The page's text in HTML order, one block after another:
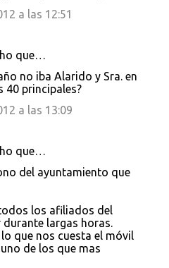
a las 12:51
que…
no iba Alarido y Sra. en
40 principales?
a las 13:09
que…
del ayuntamiento que
los afiliados del
largas horas.
que nos cuesta el móvil
de los que mas